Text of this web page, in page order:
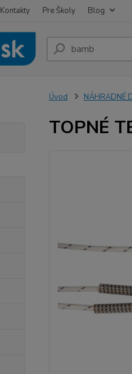
Kontakty Pre Školy Blog
Úvod NÁHRADNÉ
TOPNÉ